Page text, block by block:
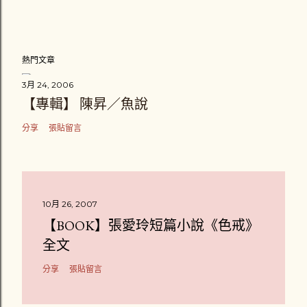
熱門文章
3月 24, 2006
【專輯】 陳昇／魚說
分享 張貼留言
10月 26, 2007
【BOOK】張愛玲短篇小說《色戒》
全文
分享 張貼留言